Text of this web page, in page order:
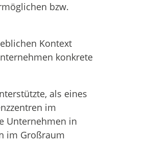
bzw.
Kontext
konkrete
als eines
im
Unternehmen in
im Großraum